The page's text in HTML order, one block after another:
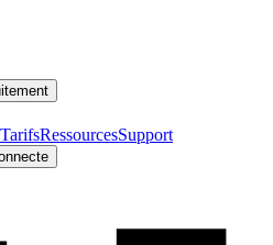
TarifsRessourcesSupport